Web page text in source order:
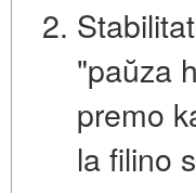
"paŭza
premo
la filino